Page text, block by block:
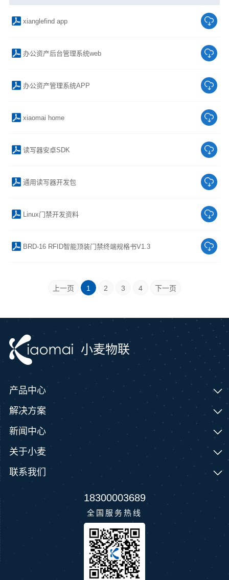
xianglefind app
办公资产后台管理系统web
办公资产管理系统APP
xiaomai home
读写器安卓SDK
通用读写器开发包
Linux门禁开发资料
BRD-16 RFID智能顶装门禁终端规格书V1.3
上一页 1 2 3 4 下一页
小麦物联
产品中心
解决方案
新闻中心
关于小麦
联系我们
18300003689
全国服务热线